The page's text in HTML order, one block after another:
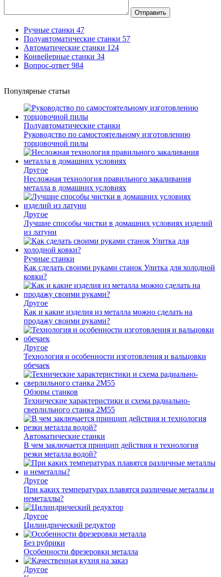
Отправить
Ручные станки 47
Полуавтоматические станки 57
Автоматические станки 124
Конвейерные станки 34
Вопрос-ответ 984
Популярные статьи
Полуавтоматические станки
Руководство по самостоятельному изготовлению
торцовочной пилы
Другое
Несложная технология правильного закаливания
металла в домашних условиях
Другое
Лучшие способы чистки в домашних условиях изделий
из латуни
Ручные станки
Как сделать своими руками станок Улитка для холодной
ковки?
Другое
Как и какие изделия из металла можно сделать на
продажу своими руками?
Другое
Технология и особенности изготовления и вальцовки
обечаек
Обзоры станков
Технические характеристики и схема радиально-
сверлильного станка 2М55
Автоматические станки
В чем заключается принцип действия и технология
резки металла водой?
Другое
При каких температурах плавятся различные металлы и
неметаллы?
Другое
Цилиндрический редуктор
Без рубрики
Особенности фрезеровки металла
Другое